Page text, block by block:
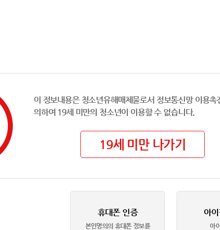
이 정보내용은 청소년유해매체물로서 정보통신망 이용
의하여 19세 미만의 청소년이 이용할 수 없습니다.
19세 미만 나가기
휴대폰 인증
본인명의의 휴대폰 정보를
아
아